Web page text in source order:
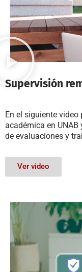
Supervisión
En el siguiente
académica en
de evaluaciones y
Ver video